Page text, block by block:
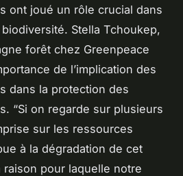
ont joué un rôle crucial dans
Stella Tchoukep,
forêt chez Greenpeace
de l’implication des
dans la protection des
“Si on regarde sur plusieurs
sur les ressources
à la dégradation de cet
raison pour laquelle notre